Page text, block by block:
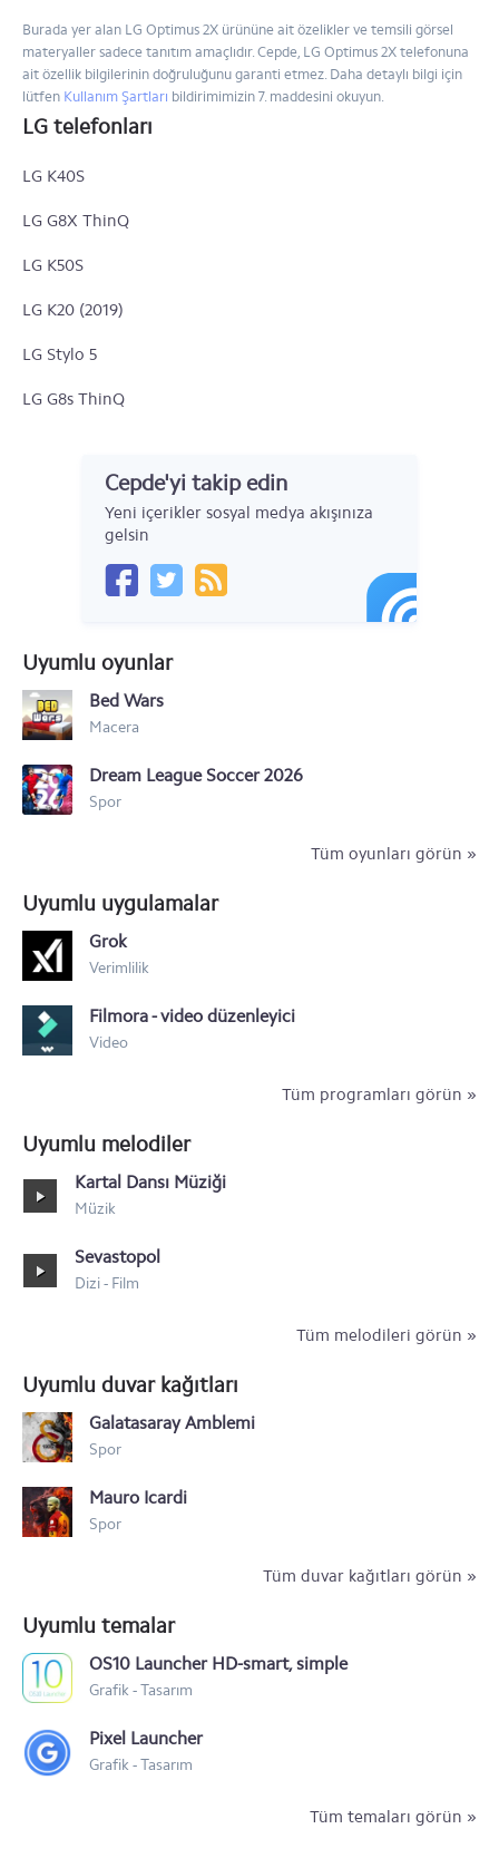
Burada yer alan LG Optimus 2X ürününe ait özelikler ve temsili görsel
materyaller sadece tanıtım amaçlıdır. Cepde, LG Optimus 2X telefonuna
ait özellik bilgilerinin doğruluğunu garanti etmez. Daha detaylı bilgi için
lütfen Kullanım Şartları bildirimimizin 7. maddesini okuyun.
LG telefonları
LG K40S
LG G8X ThinQ
LG K50S
LG K20 (2019)
LG Stylo 5
LG G8s ThinQ
LG G7 ThinQ
LG V35 ThinQ
LG K50
LG K40
LG V50 ThinQ
LG V20
LG G5
LG G4
Cepde'yi takip edin
Yeni içerikler sosyal medya akışınıza
gelsin
Uyumlu oyunlar
Bed Wars
Macera
Dream League Soccer 2026
Spor
Tüm oyunları görün »
Uyumlu uygulamalar
Grok
Verimlilik
Filmora - video düzenleyici
Video
Tüm programları görün »
Uyumlu melodiler
Kartal Dansı Müziği
Müzik
Sevastopol
Dizi - Film
Tüm melodileri görün »
Uyumlu duvar kağıtları
Galatasaray Amblemi
Spor
Mauro Icardi
Spor
Tüm duvar kağıtları görün »
Uyumlu temalar
OS10 Launcher HD-smart, simple
Grafik - Tasarım
Pixel Launcher
Grafik - Tasarım
Tüm temaları görün »